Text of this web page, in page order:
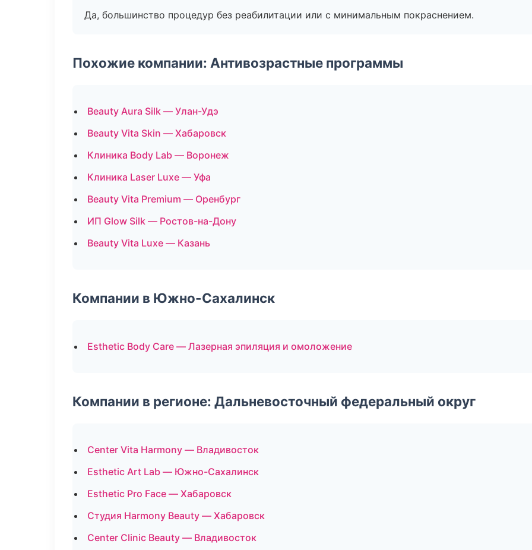
Да, большинство процедур без реабилитации или с минимальным покраснением.
Похожие компании: Антивозрастные программы
Beauty Aura Silk — Улан-Удэ
Beauty Vita Skin — Хабаровск
Клиника Body Lab — Воронеж
Клиника Laser Luxe — Уфа
Beauty Vita Premium — Оренбург
ИП Glow Silk — Ростов-на-Дону
Beauty Vita Luxe — Казань
Компании в Южно-Сахалинск
Esthetic Body Care — Лазерная эпиляция и омоложение
Компании в регионе: Дальневосточный федеральный округ
Center Vita Harmony — Владивосток
Esthetic Art Lab — Южно-Сахалинск
Esthetic Pro Face — Хабаровск
Студия Harmony Beauty — Хабаровск
Center Clinic Beauty — Владивосток